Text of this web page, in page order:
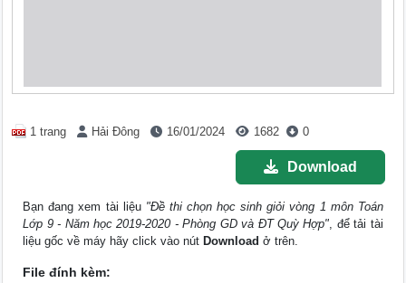
1 trang Hải Đông 16/01/2024 1682 0
Download
Bạn đang xem tài liệu "Đề thi chọn học sinh giỏi vòng 1 môn Toán
Lớp 9 - Năm học 2019-2020 - Phòng GD và ĐT Quỳ Hợp", để tải tài
liệu gốc về máy hãy click vào nút Download ở trên.
File đính kèm: